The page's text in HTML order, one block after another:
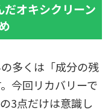
オキシクリーン
多くは「成分の残
今回リカバリーで
3点だけは意識し